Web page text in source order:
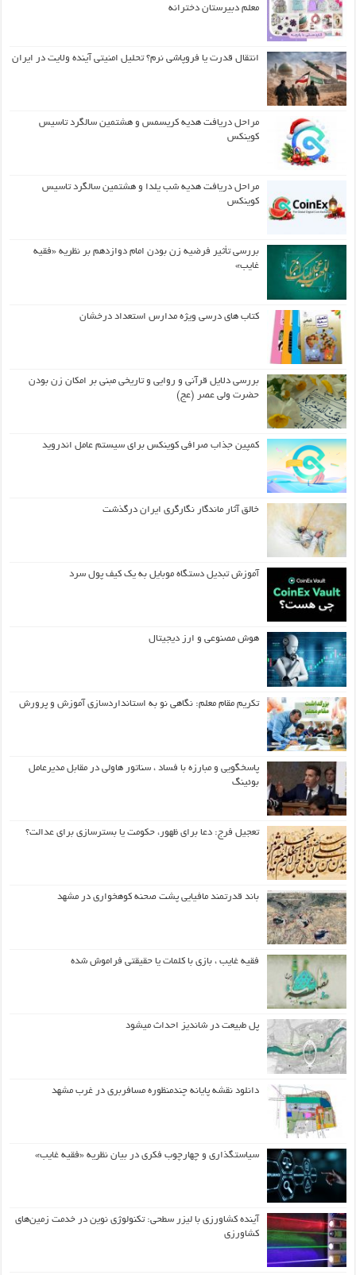
معلم دبیرستان دخترانه
انتقال قدرت یا فروپاشی نرم؟ تحلیل امنیتی آینده ولایت در ایران
مراحل دریافت هدیه کریسمس و هشتمین سالگرد تاسیس
کوینکس
مراحل دریافت هدیه شب یلدا و هشتمین سالگرد تاسیس
کوینکس
بررسی تأثیر فرضیه زن بودن امام دوازدهم بر نظریه «فقیه
غایب»
کتاب های درسی ویژه مدارس استعداد درخشان
بررسی دلایل قرآنی و روایی و تاریخی مبنی بر امکان زن بودن
حضرت ولی عصر (عج)
کمپین جذاب صرافی کوینکس برای سیستم عامل اندروید
خالق آثار ماندگار نگارگری ایران درگذشت
آموزش تبدیل دستگاه موبایل به یک کیف‌ پول سرد
هوش مصنوعی و ارز دیجیتال
تکریم مقام معلم: نگاهی نو به استانداردسازی آموزش و پرورش
پاسخگویی و مبارزه با فساد ، سناتور هاولی در مقابل مدیرعامل
بوئینگ
تعجیل فرج: دعا برای ظهور، حکومت یا بسترسازی برای عدالت؟
باند قدرتمند مافیایی پشت صحنه کوهخواری در مشهد
فقیه غایب ، بازی با کلمات یا حقیقتی فراموش شده
پل طبیعت در شاندیز احداث میشود
دانلود نقشه پایانه چندمنظوره مسافربری در غرب مشهد
سیاستگذاری و چهارچوب فکری در بیان نظریه «فقیه غایب»
آینده کشاورزی با لیزر سطحی: تکنولوژی نوین در خدمت زمین‌های
کشاورزی